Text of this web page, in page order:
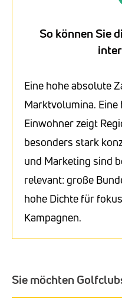
So können Sie
Eine hohe absolute
Marktvolumina.
Einwohner zeigt
besonders stark
und Marketing sind
relevant: große
hohe Dichte für
Kampagnen.
Sie möchten